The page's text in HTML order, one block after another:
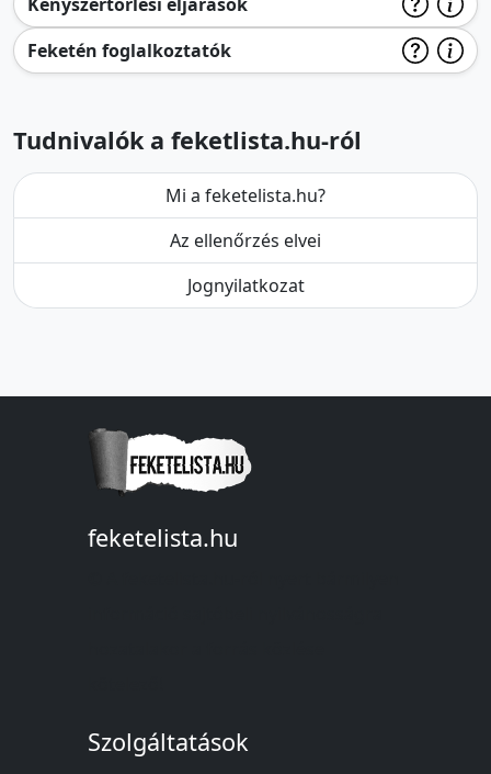
Feketén foglalkoztatók
Tudnivalók a feketlista.hu-ról
Mi a feketelista.hu?
Az ellenőrzés elvei
Jognyilatkozat
feketelista.hu
Szolgáltatások